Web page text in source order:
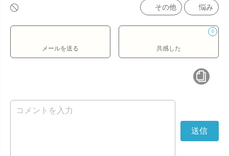
その他 悩み
メールを送る
0
共感した